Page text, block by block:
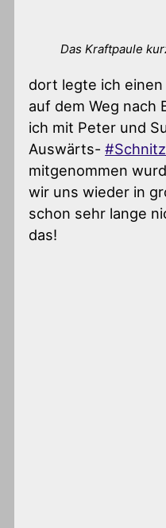
Das Kraftpaule
dort legte ich
auf dem Weg nach
ich mit Peter und
Auswärts-
mitgenommen
wir uns wieder in
schon sehr lange
das!